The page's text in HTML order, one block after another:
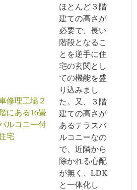
修理工場２
にある16畳
ルコニー付
宅
ほとんど３階
建ての高さが
必要で、長い
階段となるこ
とを逆手に住
宅の玄関とし
ての機能を盛
り込みまし
た。又、３階
建ての高さが
あるテラスバ
ルコニーなの
で、近隣から
除かれる心配
が無く、LDK
と一体化し